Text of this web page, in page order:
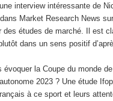
interview intéressante de
Market Research News sur
des études de marché. Il est
dans un sens positif
évoquer la Coupe du monde
2023 ? Une étude
à ce sport et leurs